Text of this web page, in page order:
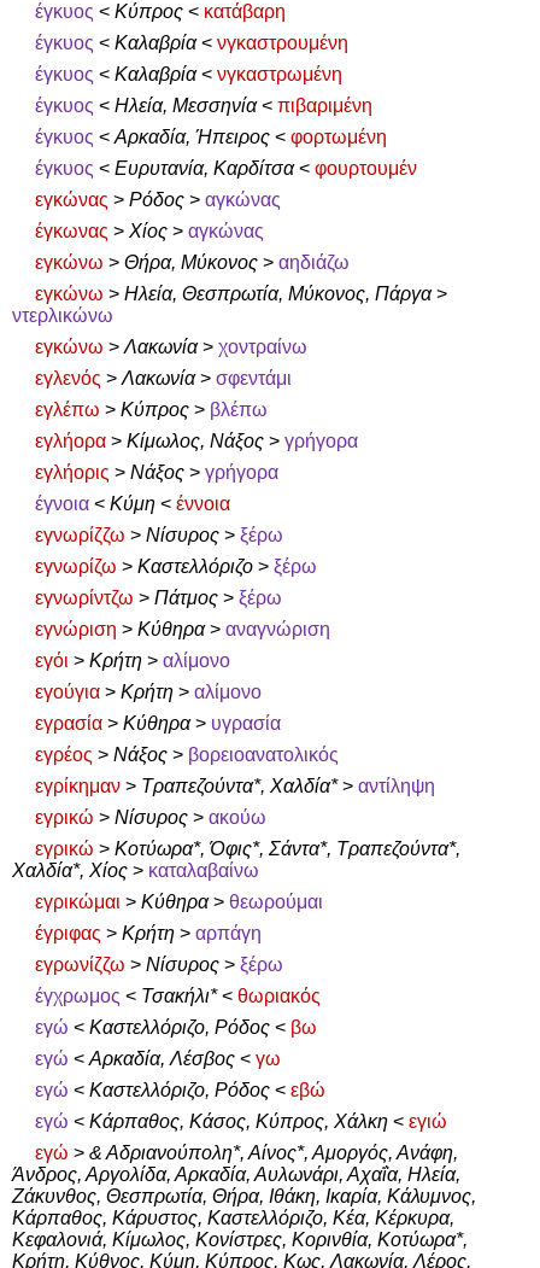
έγκυος < Κύπρος < κατάβαρη
έγκυος < Καλαβρία< νγκαστρουμένη
έγκυος < Καλαβρία< νγκαστρωμένη
έγκυος < Ηλεία, Μεσσηνία< πιβαριμένη
έγκυος <Αρκαδία, Ήπειρος < φορτωμένη
έγκυος < Ευρυτανία, Καρδίτσα< φουρτουμέν
εγκώνας > Ρόδος > αγκώνας
έγκωνας > Χίος > αγκώνας
εγκώνω > Θήρα, Μύκονος > αηδιάζω
εγκώνω > Ηλεία, Θεσπρωτία, Μύκονος, Πάργα>
ντερλικώνω
εγκώνω >Λακωνία> χοντραίνω
εγλενός >Λακωνία> σφεντάμι
εγλέπω > Κύπρος > βλέπω
εγλήορα > Κίμωλος, Νάξος > γρήγορα
εγλήορις > Νάξος > γρήγορα
έγνοια < Κύμη < έννοια
εγνωρίζζω > Νίσυρος > ξέρω
εγνωρίζω > Καστελλόριζο > ξέρω
εγνωρίντζω > Πάτμος > ξέρω
εγνώριση > Κύθηρα> αναγνώριση
εγόι > Κρήτη > αλίμονο
εγούγια > Κρήτη > αλίμονο
εγρασία > Κύθηρα> υγρασία
εγρέος > Νάξος > βορειοανατολικός
εγρίκημαν > Τραπεζούντα*, Χαλδία*> αντίληψη
εγρικώ > Νίσυρος > ακούω
εγρικώ > Κοτύωρα*, Όφις*, Σάντα*, Τραπεζούντα*,
Χαλδία*, Χίος > καταλαβαίνω
εγρικώμαι > Κύθηρα> θεωρούμαι
έγριφας > Κρήτη > αρπάγη
εγρωνίζζω > Νίσυρος > ξέρω
έγχρωμος < Τσακήλι*< θωριακός
εγώ < Καστελλόριζο, Ρόδος < βω
εγώ <Αρκαδία, Λέσβος < γω
εγώ < Καστελλόριζο, Ρόδος < εβώ
εγώ < Κάρπαθος, Κάσος, Κύπρος, Χάλκη < εγιώ
εγώ > & Αδριανούπολη*, Αίνος*, Αμοργός, Ανάφη,
Άνδρος, Αργολίδα, Αρκαδία, Αυλωνάρι, Αχαΐα, Ηλεία,
Ζάκυνθος, Θεσπρωτία, Θήρα, Ιθάκη, Ικαρία, Κάλυμνος,
Κάρπαθος, Κάρυστος, Καστελλόριζο, Κέα, Κέρκυρα,
Κεφαλονιά, Κίμωλος, Κονίστρες, Κορινθία, Κοτύωρα*,
Κρήτη, Κύθνος, Κύμη, Κύπρος, Κως, Λακωνία, Λέρος,